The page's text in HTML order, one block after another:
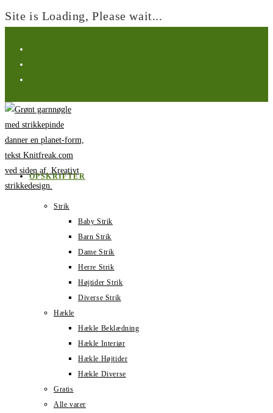
Site is Loading, Please wait...
indhold
OPSKRIFTER
Strik
Baby Strik
Barn Strik
Dame Strik
Herre Strik
Højtider Strik
Diverse Strik
Hækle
Hækle Beklædning
Hækle Interiør
Hækle Højtider
Hækle Diverse
Gratis
Alle varer